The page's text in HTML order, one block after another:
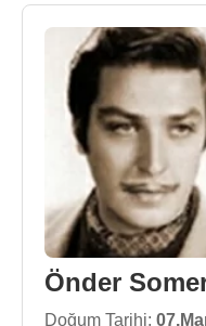
Önder
Doğum Tarihi: